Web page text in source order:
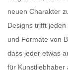
neuen Charakter
Designs trifft
und Formate von
dass jeder etwas
für Kunstliebhaber